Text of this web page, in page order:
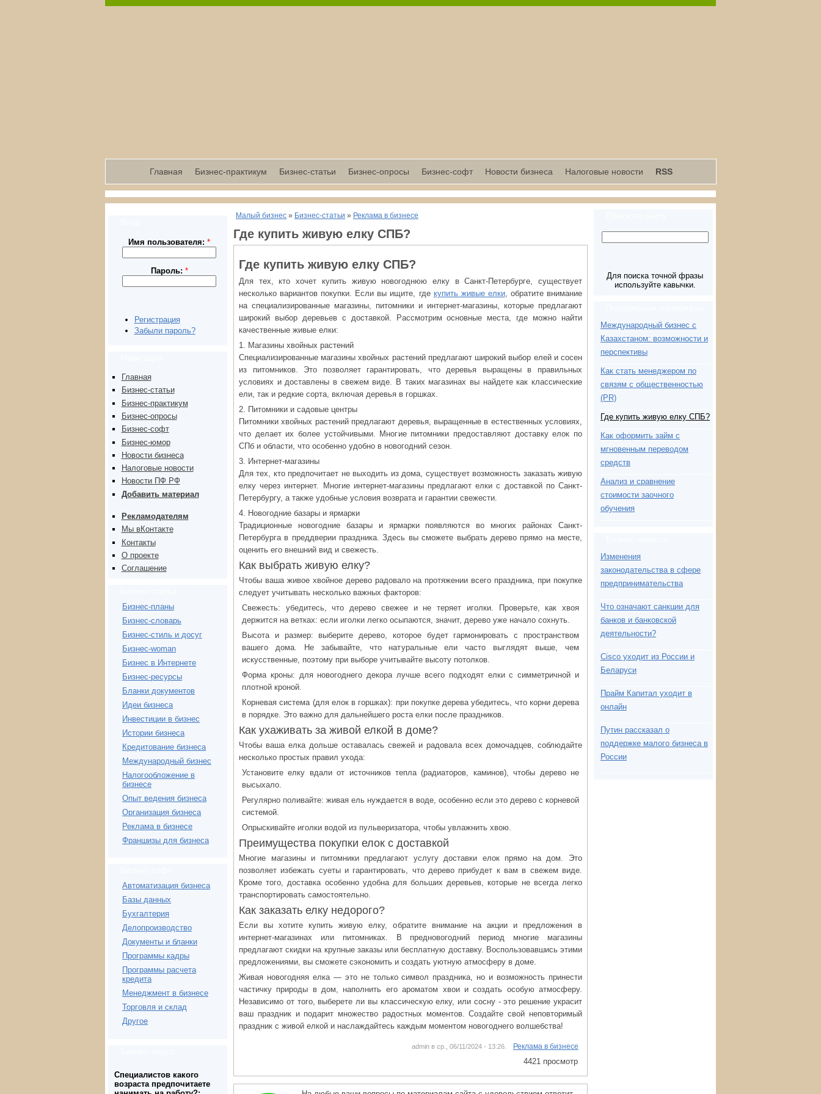
Главная Бизнес-практикум Бизнес-статьи Бизнес-опросы Бизнес-софт Новости бизнеса Налоговые новости RSS
Имя пользователя: *
Пароль: *
Регистрация
Забыли пароль?
Главная
Бизнес-статьи
Бизнес-практикум
Бизнес-опросы
Бизнес-софт
Бизнес-юмор
Новости бизнеса
Налоговые новости
Новости ПФ РФ
Добавить материал
Рекламодателям
Мы вКонтакте
Контакты
О проекте
Соглашение
Бизнес-планы
Бизнес-словарь
Бизнес-стиль и досуг
Бизнес-woman
Бизнес в Интернете
Бизнес-ресурсы
Бланки документов
Идеи бизнеса
Инвестиции в бизнес
Истории бизнеса
Кредитование бизнеса
Международный бизнес
Налогообложение в
бизнесе
Опыт ведения бизнеса
Организация бизнеса
Реклама в бизнесе
Франшизы для бизнеса
Автоматизация бизнеса
Базы данных
Бухгалтерия
Делопроизводство
Документы и бланки
Программы кадры
Программы расчета
кредита
Менеджмент в бизнесе
Торговля и склад
Другое
Специалистов какого
возраста предпочитаете
Малый бизнес » Бизнес-статьи » Реклама в бизнесе
Где купить живую елку СПБ?
Где купить живую елку СПБ?
Для тех, кто хочет купить живую новогоднюю елку в Санкт-Петербурге, существует
несколько вариантов покупки. Если вы ищите, где купить живые елки, обратите внимание
на специализированные магазины, питомники и интернет-магазины, которые предлагают
широкий выбор деревьев с доставкой. Рассмотрим основные места, где можно найти
качественные живые елки:
1. Магазины хвойных растений
Специализированные магазины хвойных растений предлагают широкий выбор елей и сосен
из питомников. Это позволяет гарантировать, что деревья выращены в правильных
условиях и доставлены в свежем виде. В таких магазинах вы найдете как классические
ели, так и редкие сорта, включая деревья в горшках.
2. Питомники и садовые центры
Питомники хвойных растений предлагают деревья, выращенные в естественных условиях,
что делает их более устойчивыми. Многие питомники предоставляют доставку елок по
СПб и области, что особенно удобно в новогодний сезон.
3. Интернет-магазины
Для тех, кто предпочитает не выходить из дома, существует возможность заказать живую
елку через интернет. Многие интернет-магазины предлагают елки с доставкой по Санкт-
Петербургу, а также удобные условия возврата и гарантии свежести.
4. Новогодние базары и ярмарки
Традиционные новогодние базары и ярмарки появляются во многих районах Санкт-
Петербурга в преддверии праздника. Здесь вы сможете выбрать дерево прямо на месте,
оценить его внешний вид и свежесть.
Как выбрать живую елку?
Чтобы ваша живое хвойное дерево радовало на протяжении всего праздника, при покупке
следует учитывать несколько важных факторов:
Свежесть: убедитесь, что дерево свежее и не теряет иголки. Проверьте, как хвоя
держится на ветках: если иголки легко осыпаются, значит, дерево уже начало сохнуть.
Высота и размер: выберите дерево, которое будет гармонировать с пространством
вашего дома. Не забывайте, что натуральные ели часто выглядят выше, чем
искусственные, поэтому при выборе учитывайте высоту потолков.
Форма кроны: для новогоднего декора лучше всего подходят елки с симметричной и
плотной кроной.
Корневая система (для елок в горшках): при покупке дерева убедитесь, что корни дерева
в порядке. Это важно для дальнейшего роста елки после праздников.
Как ухаживать за живой елкой в доме?
Чтобы ваша елка дольше оставалась свежей и радовала всех домочадцев, соблюдайте
несколько простых правил ухода:
Установите елку вдали от источников тепла (радиаторов, каминов), чтобы дерево не
высыхало.
Регулярно поливайте: живая ель нуждается в воде, особенно если это дерево с корневой
системой.
Опрыскивайте иголки водой из пульверизатора, чтобы увлажнить хвою.
Преимущества покупки елок с доставкой
Многие магазины и питомники предлагают услугу доставки елок прямо на дом. Это
позволяет избежать суеты и гарантировать, что дерево прибудет к вам в свежем виде.
Кроме того, доставка особенно удобна для больших деревьев, которые не всегда легко
транспортировать самостоятельно.
Как заказать елку недорого?
Если вы хотите купить живую елку, обратите внимание на акции и предложения в
интернет-магазинах или питомниках. В предновогодний период многие магазины
предлагают скидки на крупные заказы или бесплатную доставку. Воспользовавшись этими
предложениями, вы сможете сэкономить и создать уютную атмосферу в доме.
Живая новогодняя елка — это не только символ праздника, но и возможность принести
частичку природы в дом, наполнить его ароматом хвои и создать особую атмосферу.
Независимо от того, выберете ли вы классическую елку, или сосну - это решение украсит
ваш праздник и подарит множество радостных моментов. Создайте свой неповторимый
праздник с живой елкой и наслаждайтесь каждым моментом новогоднего волшебства!
admin в ср., 06/11/2024 - 13:26. Реклама в бизнесе
4421 просмотр
Для поиска точной фразы
используйте кавычки.
Международный бизнес с
Казахстаном: возможности и
перспективы
Как стать менеджером по
связям с общественностью
(PR)
Где купить живую елку СПБ?
Как оформить займ с
мгновенным переводом
средств
Анализ и сравнение
стоимости заочного
обучения
Изменения
законодательства в сфере
предпринимательства
Что означают санкции для
банков и банковской
деятельности?
Cisco уходит из России и
Беларуси
Прайм Капитал уходит в
онлайн
Путин рассказал о
поддержке малого бизнеса в
России